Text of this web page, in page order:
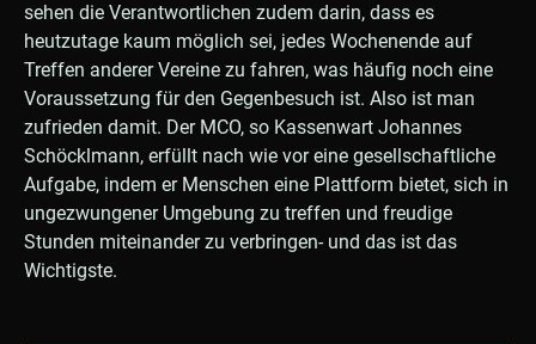
sehen die Verantwortlichen zudem darin, dass es
heutzutage kaum möglich sei, jedes Wochenende auf
Treffen anderer Vereine zu fahren, was häufig noch eine
Voraussetzung für den Gegenbesuch ist. Also ist man
zufrieden damit. Der MCO, so Kassenwart Johannes
Schöcklmann, erfüllt nach wie vor eine gesellschaftliche
Aufgabe, indem er Menschen eine Plattform bietet, sich in
ungezwungener Umgebung zu treffen und freudige
Stunden miteinander zu verbringen- und das ist das
Wichtigste.